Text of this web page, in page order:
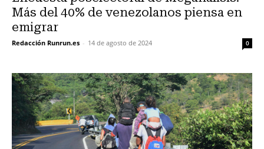
Más del 40% de venezolanos piensa en
emigrar
Redacción Runrun.es - 14 de agosto de 2024 0